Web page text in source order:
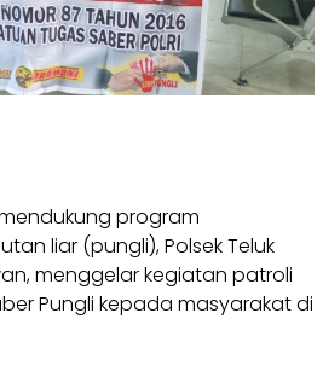
program
liar (pungli), Polsek Teluk
menggelar kegiatan patroli
Pungli kepada masyarakat di